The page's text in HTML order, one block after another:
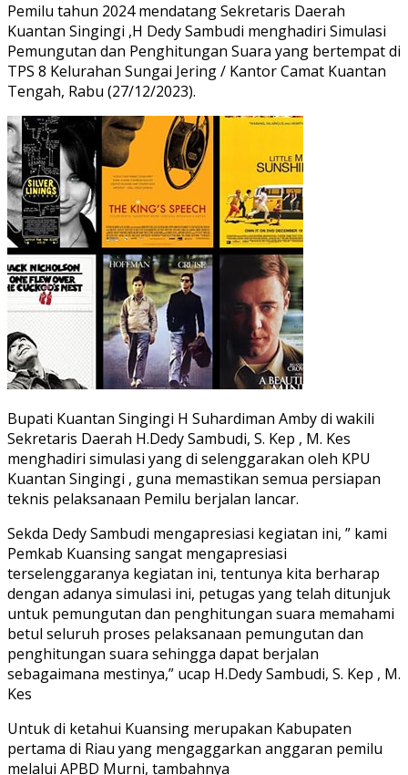
Pemilu tahun 2024 mendatang Sekretaris Daerah
Kuantan Singingi ,H Dedy Sambudi menghadiri Simulasi
Pemungutan dan Penghitungan Suara yang bertempat di
TPS 8 Kelurahan Sungai Jering / Kantor Camat Kuantan
Tengah, Rabu (27/12/2023).
Bupati Kuantan Singingi H Suhardiman Amby di wakili
Sekretaris Daerah H.Dedy Sambudi, S. Kep , M. Kes
menghadiri simulasi yang di selenggarakan oleh KPU
Kuantan Singingi , guna memastikan semua persiapan
teknis pelaksanaan Pemilu berjalan lancar.
Sekda Dedy Sambudi mengapresiasi kegiatan ini, ” kami
Pemkab Kuansing sangat mengapresiasi
terselenggaranya kegiatan ini, tentunya kita berharap
dengan adanya simulasi ini, petugas yang telah ditunjuk
untuk pemungutan dan penghitungan suara memahami
betul seluruh proses pelaksanaan pemungutan dan
penghitungan suara sehingga dapat berjalan
sebagaimana mestinya,” ucap H.Dedy Sambudi, S. Kep , M.
Kes
Untuk di ketahui Kuansing merupakan Kabupaten
pertama di Riau yang mengaggarkan anggaran pemilu
melalui APBD Murni, tambahnya